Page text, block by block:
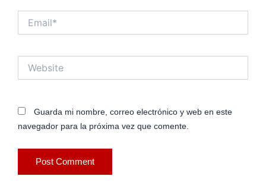
Guarda mi nombre, correo electrónico y web en este
navegador para la próxima vez que comente.